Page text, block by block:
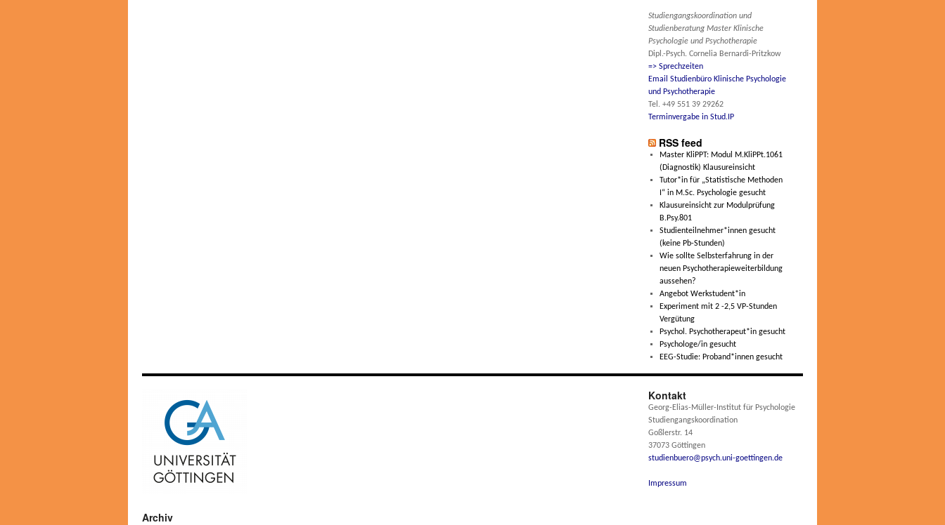
Studiengangskoordination und
Studienberatung Master Klinische
Psychologie und Psychotherapie
Dipl.-Psych. Cornelia Bernardi-Pritzkow
=> Sprechzeiten
Email Studienbüro Klinische Psychologie
und Psychotherapie
Tel. +49 551 39 29262
Terminvergabe in Stud.IP
RSS feed
Master KliPPT: Modul M.KliPPt.1061
(Diagnostik) Klausureinsicht
Tutor*in für „Statistische Methoden
I“ in M.Sc. Psychologie gesucht
Klausureinsicht zur Modulprüfung
B.Psy.801
Studienteilnehmer*innen gesucht
(keine Pb-Stunden)
Wie sollte Selbsterfahrung in der
neuen Psychotherapieweiterbildung
aussehen?
Angebot Werkstudent*in
Experiment mit 2 -2,5 VP-Stunden
Vergütung
Psychol. Psychotherapeut*in gesucht
Psychologe/in gesucht
EEG-Studie: Proband*innen gesucht
Archiv
Kontakt
Georg-Elias-Müller-Institut für Psychologie
Studiengangskoordination
Goßlerstr. 14
37073 Göttingen
studienbuero@psych.uni-goettingen.de
Impressum